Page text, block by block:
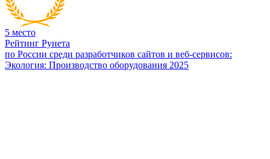
5 место
Рейтинг Рунета
по России среди разработчиков сайтов и веб-сервисов:
Экология: Производство оборудования 2025